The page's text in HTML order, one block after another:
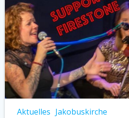
Aktuelles Jakobuskirche